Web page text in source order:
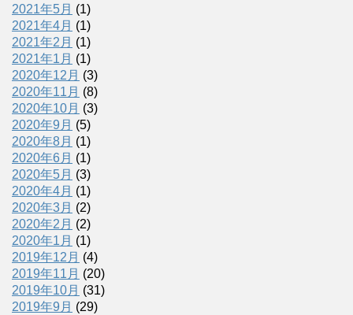
2021年5月 (1)
2021年4月 (1)
2021年2月 (1)
2021年1月 (1)
2020年12月 (3)
2020年11月 (8)
2020年10月 (3)
2020年9月 (5)
2020年8月 (1)
2020年6月 (1)
2020年5月 (3)
2020年4月 (1)
2020年3月 (2)
2020年2月 (2)
2020年1月 (1)
2019年12月 (4)
2019年11月 (20)
2019年10月 (31)
2019年9月 (29)